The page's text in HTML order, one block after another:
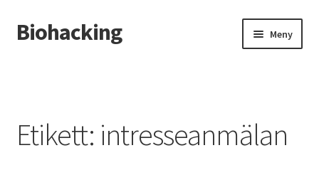
Hoppa
till
Hoppa
till
Biohacking Meny
Butik
Etikett: intresseanmälan